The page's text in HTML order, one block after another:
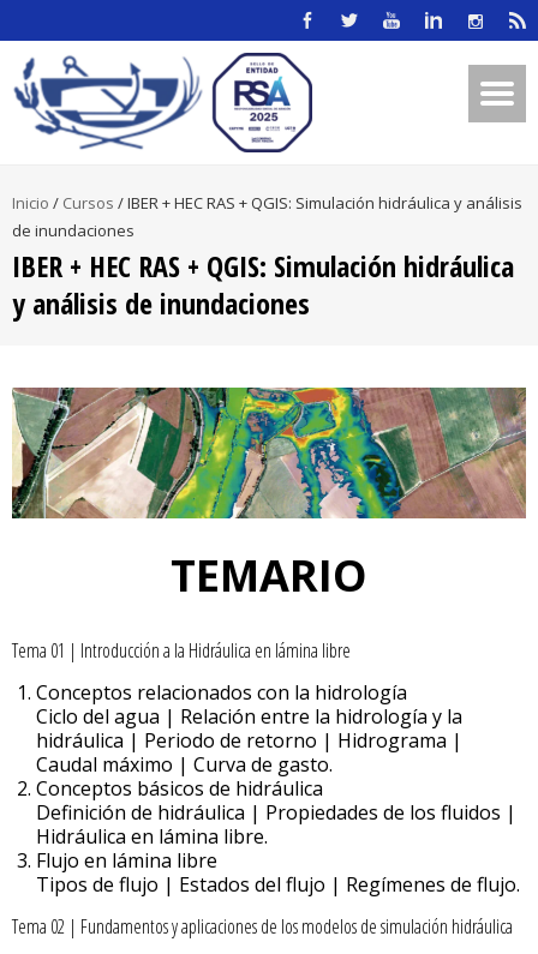
Inicio / Cursos /IBER + HEC RAS + QGIS: Simulación hidráulica y análisis
de inundaciones
IBER + HEC RAS + QGIS: Simulación hidráulica
y análisis de inundaciones
TEMARIO
Tema 01 | Introducción a la Hidráulica en lámina libre
Conceptos relacionados con la hidrología
Ciclo del agua | Relación entre la hidrología y la
hidráulica | Periodo de retorno | Hidrograma |
Caudal máximo | Curva de gasto.
Conceptos básicos de hidráulica
Definición de hidráulica | Propiedades de los fluidos |
Hidráulica en lámina libre.
Flujo en lámina libre
Tipos de flujo | Estados del flujo | Regímenes de flujo.
Tema 02 | Fundamentos y aplicaciones de los modelos de simulación hidráulica